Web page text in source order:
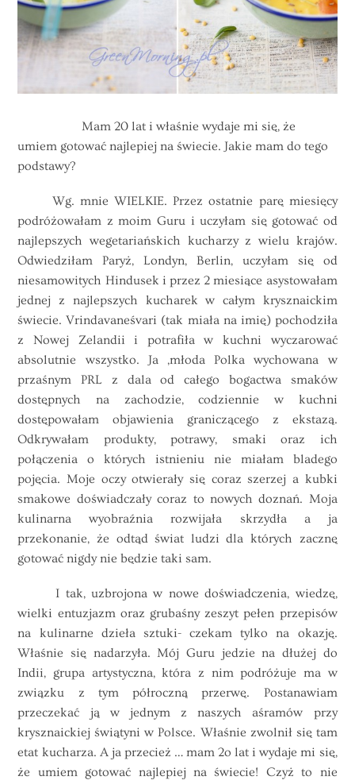
Mam 20 lat i właśnie wydaje mi się, że
umiem gotować najlepiej na świecie. Jakie mam do tego
podstawy?
Wg. mnie WIELKIE. Przez ostatnie parę miesięcy
podróżowałam z moim Guru i uczyłam się gotować od
najlepszych wegetariańskich kucharzy z wielu krajów.
Odwiedziłam Paryż, Londyn, Berlin, uczyłam się od
niesamowitych Hindusek i przez 2 miesiące asystowałam
jednej z najlepszych kucharek w całym krysznaickim
świecie. Vrindavaneśvari (tak miała na imię) pochodziła
z Nowej Zelandii i potrafiła w kuchni wyczarować
absolutnie wszystko. Ja ,młoda Polka wychowana w
przaśnym PRL z dala od całego bogactwa smaków
dostępnych na zachodzie, codziennie w kuchni
dostępowałam objawienia graniczącego z ekstazą.
Odkrywałam produkty, potrawy, smaki oraz ich
połączenia o których istnieniu nie miałam bladego
pojęcia. Moje oczy otwierały się coraz szerzej a kubki
smakowe doświadczały coraz to nowych doznań. Moja
kulinarna wyobraźnia rozwijała skrzydła a ja
przekonanie, że odtąd świat ludzi dla których zacznę
gotować nigdy nie będzie taki sam.
I tak, uzbrojona w nowe doświadczenia, wiedzę,
wielki entuzjazm oraz grubaśny zeszyt pełen przepisów
na kulinarne dzieła sztuki- czekam tylko na okazję.
Właśnie się nadarzyła. Mój Guru jedzie na dłużej do
Indii, grupa artystyczna, która z nim podróżuje ma w
związku z tym półroczną przerwę. Postanawiam
przeczekać ją w jednym z naszych aśramów przy
krysznaickiej świątyni w Polsce. Właśnie zwolnił się tam
etat kucharza. A ja przecież … mam 2o lat i wydaje mi się,
że umiem gotować najlepiej na świecie! Czyż to nie